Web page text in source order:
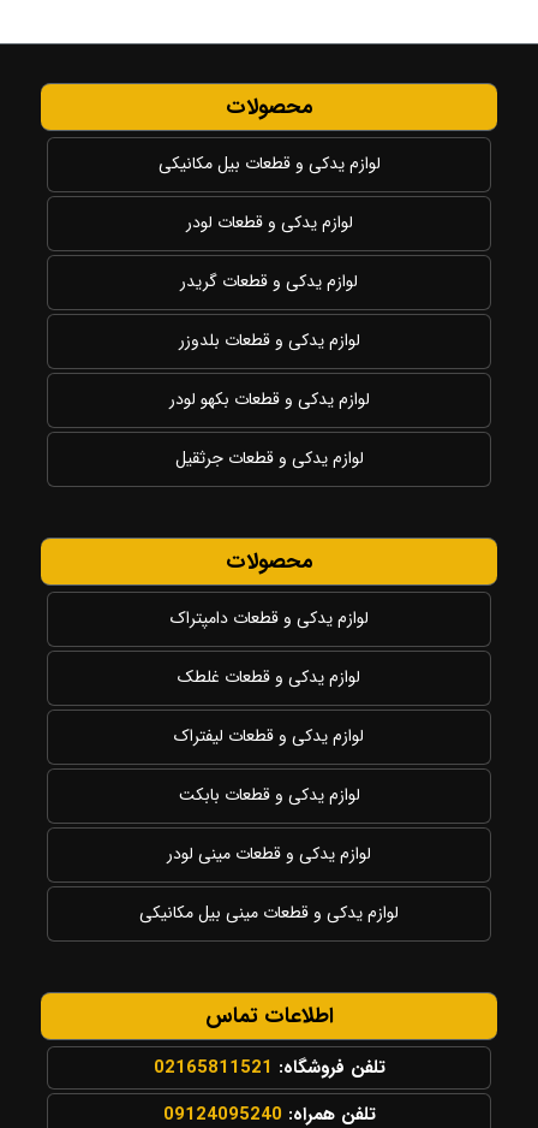
محصولات
لوازم یدکی و قطعات بیل مکانیکی
لوازم یدکی و قطعات لودر
لوازم یدکی و قطعات گریدر
لوازم یدکی و قطعات بلدوزر
لوازم یدکی و قطعات بکهو لودر
لوازم یدکی و قطعات جرثقیل
محصولات
لوازم یدکی و قطعات دامپتراک
لوازم یدکی و قطعات غلطک
لوازم یدکی و قطعات لیفتراک
لوازم یدکی و قطعات بابکت
لوازم یدکی و قطعات مینی لودر
لوازم یدکی و قطعات مینی بیل مکانیکی
اطلاعات تماس
تلفن فروشگاه: 02165811521
تلفن همراه: 09124095240